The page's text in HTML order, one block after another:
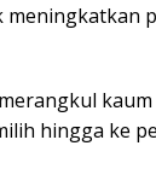
meningkatkan
hingga ke